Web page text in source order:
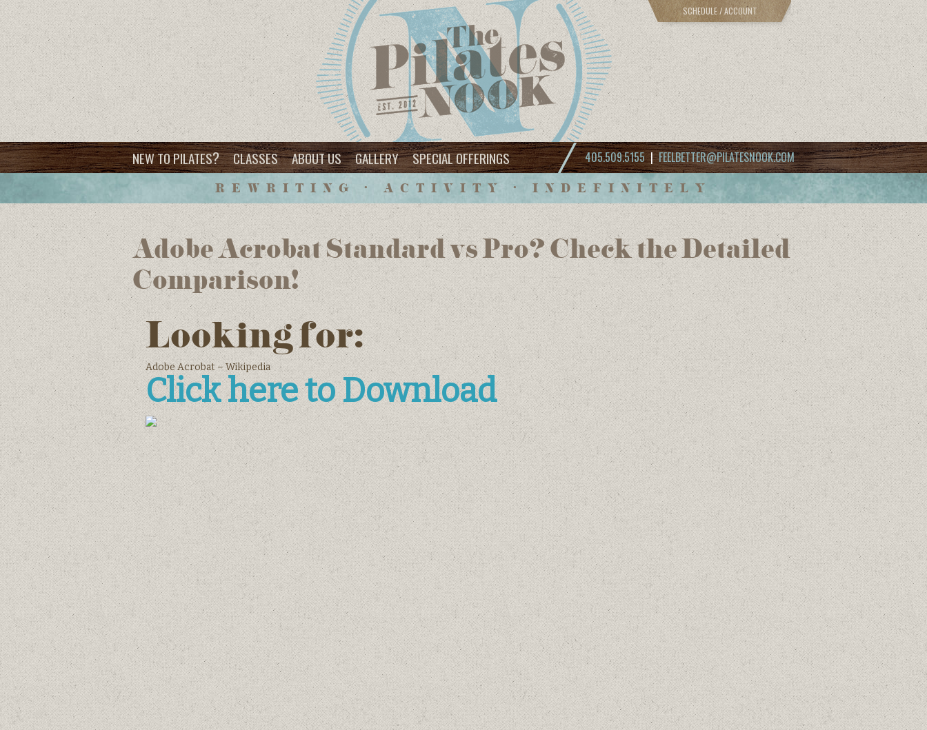
SCHEDULE / ACCOUNT
NEW TO PILATES? CLASSES ABOUT US GALLERY SPECIAL OFFERINGS 405.509.5155| FEELBETTER@PILATESNOOK.COM
REWRITING • ACTIVITY • INDEFINITELY
Adobe Acrobat Standard vs Pro? Check the Detailed
Comparison!
Looking for:
Adobe Acrobat – Wikipedia
Click here to Download